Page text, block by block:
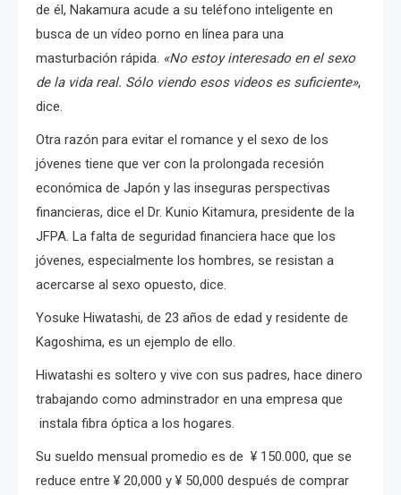
de él, Nakamura acude a su teléfono inteligente en
busca de un vídeo porno en línea para una
masturbación rápida. «No estoy interesado en el sexo
de la vida real. Sólo viendo esos videos es suficiente»,
dice.
Otra razón para evitar el romance y el sexo de los
jóvenes tiene que ver con la prolongada recesión
económica de Japón y las inseguras perspectivas
financieras, dice el Dr. Kunio Kitamura, presidente de la
JFPA. La falta de seguridad financiera hace que los
jóvenes, especialmente los hombres, se resistan a
acercarse al sexo opuesto, dice.
Yosuke Hiwatashi, de 23 años de edad y residente de
Kagoshima, es un ejemplo de ello.
Hiwatashi es soltero y vive con sus padres, hace dinero
trabajando como adminstrador en una empresa que
instala fibra óptica a los hogares.
Su sueldo mensual promedio es de ¥ 150.000, que se
reduce entre ¥ 20,000 y ¥ 50,000 después de comprar